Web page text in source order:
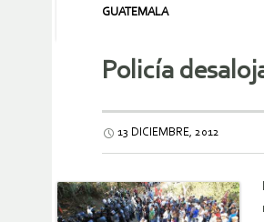
GUATEMALA
Policía
13 DICIEMBRE, 2012